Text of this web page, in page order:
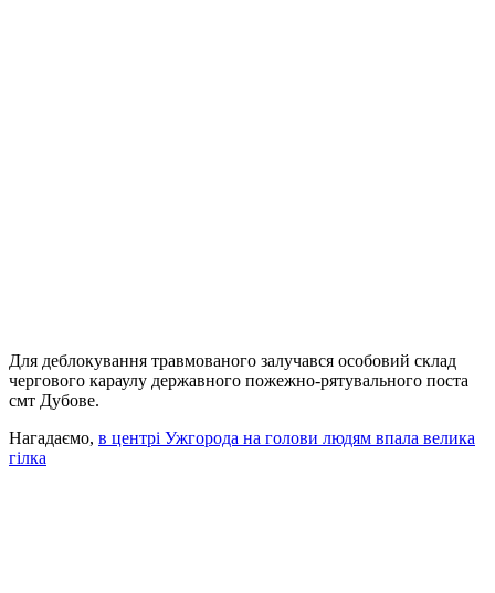
Для деблокування травмованого залучався особовий склад
чергового караулу державного пожежно-рятувального поста
смт Дубове.
Нагадаємо, в центрі Ужгорода на голови людям впала велика
гілка